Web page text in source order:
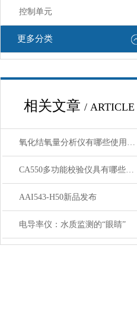
控制单元
更多分类
相关文章 / ARTICLE
氧化结氧量分析仪有哪些使用注意事项
CA550多功能校验仪具有哪些特点呢？
AAI543-H50新品发布
电导率仪：水质监测的“眼睛”